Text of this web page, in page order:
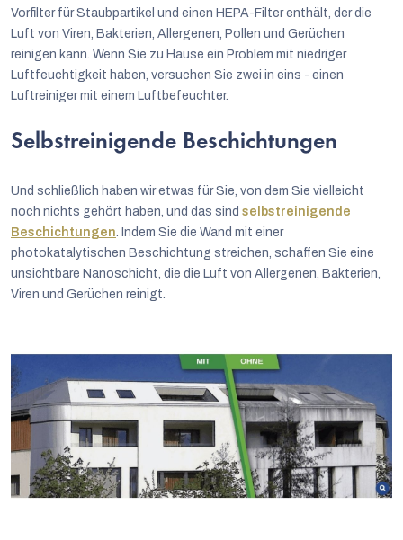
Vorfilter für Staubpartikel und einen HEPA-Filter enthält, der die
Luft von Viren, Bakterien, Allergenen, Pollen und Gerüchen
reinigen kann. Wenn Sie zu Hause ein Problem mit niedriger
Luftfeuchtigkeit haben, versuchen Sie zwei in eins - einen
Luftreiniger mit einem Luftbefeuchter.
Selbstreinigende Beschichtungen
Und schließlich haben wir etwas für Sie, von dem Sie vielleicht
noch nichts gehört haben, und das sind selbstreinigende
Beschichtungen . Indem Sie die Wand mit einer
photokatalytischen Beschichtung streichen, schaffen Sie eine
unsichtbare Nanoschicht, die die Luft von Allergenen, Bakterien,
Viren und Gerüchen reinigt.